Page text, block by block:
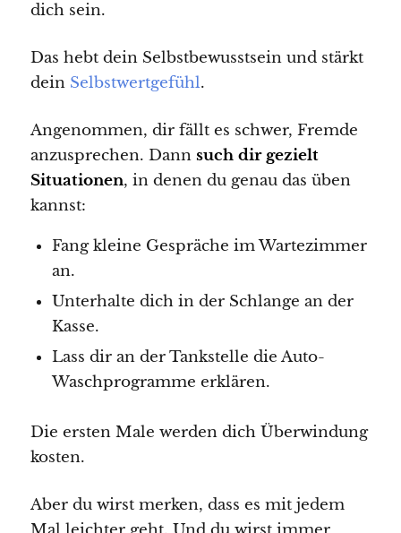
dich sein.
Das hebt dein Selbstbewusstsein und stärkt
dein Selbstwertgefühl.
Angenommen, dir fällt es schwer, Fremde
anzusprechen. Dann such dir gezielt
Situationen, in denen du genau das üben
kannst:
Fang kleine Gespräche im Wartezimmer
an.
Unterhalte dich in der Schlange an der
Kasse.
Lass dir an der Tankstelle die Auto-
Waschprogramme erklären.
Die ersten Male werden dich Überwindung
kosten.
Aber du wirst merken, dass es mit jedem